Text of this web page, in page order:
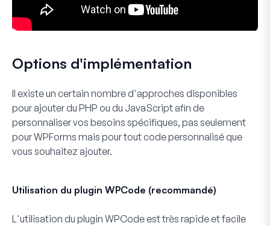
Options d'implémentation
Il existe un certain nombre d'approches disponibles
pour ajouter du PHP ou du JavaScript afin de
personnaliser vos besoins spécifiques, pas seulement
pour WPForms mais pour tout code personnalisé que
vous souhaitez ajouter.
Utilisation du plugin WPCode (recommandé)
L'utilisation du plugin WPCodeest très rapide et facile